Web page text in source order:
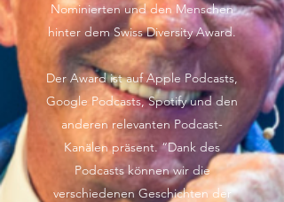
Nominierten und den Menschen
hinter dem Swiss Diversity Award.
Der Award ist auf Apple Podcasts,
Google Podcasts, Spotify und den
anderen relevanten Podcast-
Kanälen präsent. “Dank des
Podcasts können wir die
verschiedenen Geschichten der